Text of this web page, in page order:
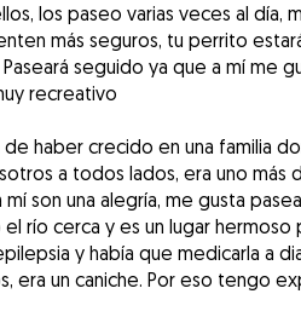
los paseo varias veces al día,
más seguros, tu perrito
seguido ya que a mí me
recreativo
haber crecido en una familia
a todos lados, era uno más
son una alegría, me gusta
río cerca y es un lugar hermoso
y había que medicarla a
era un caniche. Por eso tengo